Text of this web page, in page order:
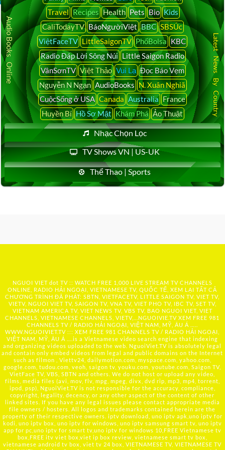
Travel Recipes Health Pets Bio Kids
CaliTodayTV BáoNgườiViệt BBC SBSÚc
ViệtFaceTV LittleSaigonTV PhốBolsa KBC
Radio Đáp Lời Sông Núi Little Saigon Radio
VânSơnTV Việt Thảo Vui Lạ Đọc Báo Vẹm
Nguyễn N Ngạn AudioBooks N. Xuân Nghiã
CuộcSống ở USA Canada Australia France
Huyền Bí Hồ Sơ Mật Khám Phá Ảo Thuật
Nhạc Chọn Lọc
TV Shows VN | US-UK
Thể Thao | Sports
Audio Books Online Latest News By Country
NGUOI VIET dot TV :: WATCH FREE 1,000 LIVE STREAM TV CHANNELS
ONLINE, RADIO HẢI NGOẠI, VIETNAMESE TV, QUỐC TẾ, XEM LẠI TẤT CẢ
CHƯƠNG TRÌNH ĐÃ PHÁT: SBTN, VIETFACETV, LITTLE SAIGON TV, VIET TV,
VIETV, NGUOI VIET TV, SAIGON TV, VNA TV, VIET PHO TV, IBC TV, SET TV,
VIETNAM AMERICA TV, VIET NEWS TV, VBS TV, BAO NGUOI VIET, VIET
CHANNELS, VIETNAMESE CHANNELS, VIETV,... NGUOIVIE.TV XEM FREE 981
CHANNELS TV / RADIO HẢI NGOẠI, VIỆT NAM, MỸ, ÂU Á …..
WWW.NGUOIVIET.TV ::: XEM FREE 981 CHANNELS TV / RADIO HẢI NGOẠI,
VIỆT NAM, MỸ, ÂU Á ….is a Vietnamese video search engine that indexing
and organizing videos uploaded to the web. NguoiViet.TV is absolutely legal
and contain only embed videos from legal and public domains on the Internet
such as filmon , Viettv24, dailymotion.com, myspace.com, yahoo.com,
google.com, tudou.com, veoh, saigon tv, youku.com, youtube.com, Saigon TV,
VietFace TV, VBS, SBTN and others. We do not host or upload any video,
films, media files (avi, mov, flv, mpg, mpeg, divx, dvd rip, mp3, mp4, torrent,
ipod, psp), NguoiViet.TV is not responsible for the accuracy, compliance,
copyright, legality, decency, or any other aspect of the content of other
linked sites. If you have any legal issues please contact appropriate media
file owners / hosters. All logos and trademarks contained herein are the
property of their respective owners. iptv download, uno iptv apk,uno iptv for
kodi, uno iptv box, uno iptv for windows, uno iptv samsung smart tv, uno iptv
app for pc,uno iptv for smart tv,uno iptv for windows 10,FREE Vietnamese tv
box,FREE itv viet box,viet ip box review, vietnamese smart tv box,
vietnamese android tv box, viet tv 24 box, VIETNAMESE TV, VIETNAMESE TV